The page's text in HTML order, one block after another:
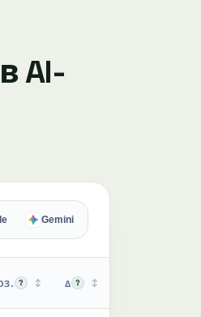
AI-
Gemini
? ↕ Δ ? ↕